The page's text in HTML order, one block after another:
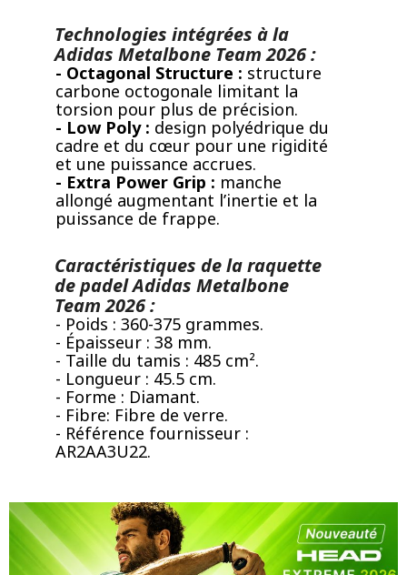
Technologies intégrées à la
Adidas Metalbone Team 2026 :
- Octagonal Structure : structure
carbone octogonale limitant la
torsion pour plus de précision.
- Low Poly : design polyédrique du
cadre et du cœur pour une rigidité
et une puissance accrues.
- Extra Power Grip : manche
allongé augmentant l’inertie et la
puissance de frappe.
Caractéristiques de la raquette
de padel Adidas Metalbone
Team 2026 :
- Poids : 360-375 grammes.
- Épaisseur : 38 mm.
- Taille du tamis : 485 cm².
- Longueur : 45.5 cm.
- Forme : Diamant.
- Fibre: Fibre de verre.
- Référence fournisseur :
AR2AA3U22.